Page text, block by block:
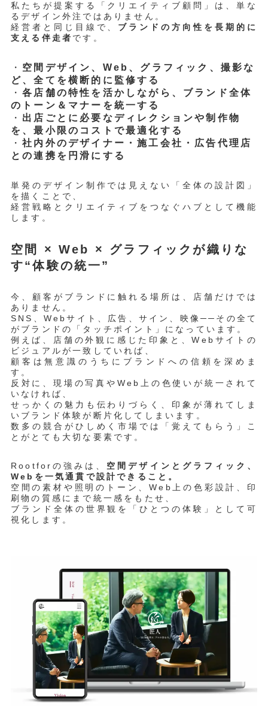
私たちが提案する「クリエイティブ顧問」は、単な
るデザイン外注ではありません。
経営者と同じ目線で、 ブランドの方向性を長期的に
支える伴走者 です。
・ 空間デザイン、Web、グラフィック、撮影な
ど、全てを横断的に監修する
・各店舗の特性を活かしながら、ブランド全体
のトーン＆マナーを統一する
・ 出店ごとに必要なディレクションや制作物
を、最小限のコストで最適化する
・社内外のデザイナー・施工会社・広告代理店
との連携を円滑にする
単発のデザイン制作では見えない「全体の設計図」
を描くことで、
経営戦略とクリエイティブをつなぐハブとして機能
します。
空間 × Web × グラフィックが織りな
す“体験の統一”
今、顧客がブランドに触れる場所は、店舗だけでは
ありません。
SNS、Webサイト、広告、サイン、映像──その全て
がブランドの「タッチポイント」になっています。
例えば、店舗の外観に感じた印象と、Webサイトの
ビジュアルが一致していれば、
顧客は無意識のうちにブランドへの信頼を深めま
す。
反対に、現場の写真やWeb上の色使いが統一されて
いなければ、
せっかくの魅力も伝わりづらく、印象が薄れてしま
いブランド体験が断片化してしまいます。
数多の競合がひしめく市場では「覚えてもらう」こ
とがとても大切な要素です。
Rootforの強みは、 空間デザインとグラフィック、
Webを一気通貫で設計できること。
空間の素材や照明のトーン、Web上の色彩設計、印
刷物の質感にまで統一感をもたせ、
ブランド全体の世界観を「ひとつの体験」として可
視化します。